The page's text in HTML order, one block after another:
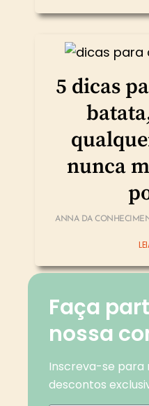
5 dicas
nunca
ANNA DA
Faça
nossa
Inscreva-se para
descontos